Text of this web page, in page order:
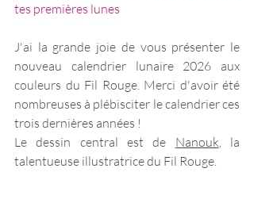
tes premières lunes
J'ai la grande joie de vous présenter le
nouveau calendrier lunaire 2026 aux
couleurs du Fil Rouge. Merci d'avoir été
nombreuses à plébisciter le calendrier ces
trois dernières années !
Le dessin central est de Nanouk, la
talentueuse illustratrice du Fil Rouge.